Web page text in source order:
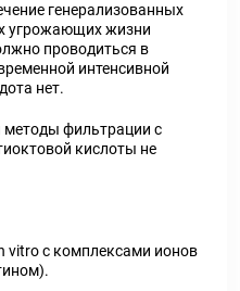
генерализованных
угрожающих жизни
проводиться в
интенсивной
нет.
методы фильтрации с
кислоты не
vitro с комплексами ионов